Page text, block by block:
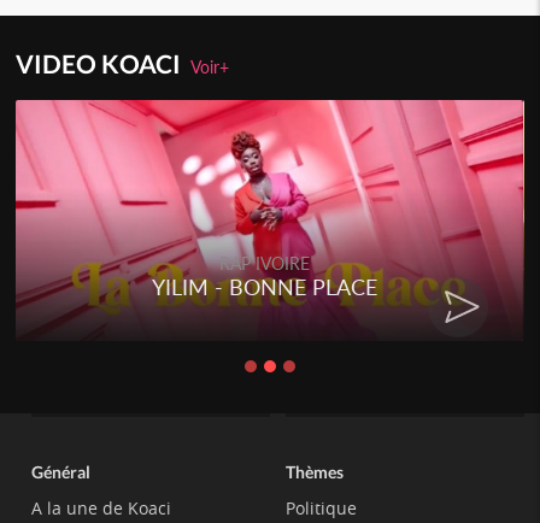
VIDEO KOACIVoir+
RAP IVOIRE
YILIM - BONNE PLACE
Général
A la une de Koaci
Thèmes
Politique